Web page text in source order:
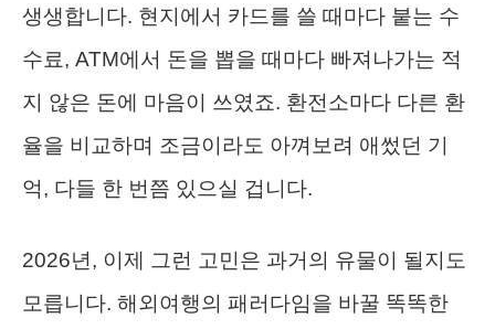
생생합니다. 현지에서 카드를 쓸 때마다 붙는 수
수료, ATM에서 돈을 뽑을 때마다 빠져나가는 적
지 않은 돈에 마음이 쓰였죠. 환전소마다 다른 환
율을 비교하며 조금이라도 아껴보려 애썼던 기
억, 다들 한 번쯤 있으실 겁니다.
2026년, 이제 그런 고민은 과거의 유물이 될지도
모릅니다. 해외여행의 패러다임을 바꿀 똑똑한